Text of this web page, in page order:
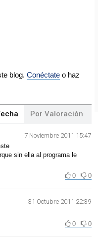
blog. Conéctate o haz
Por Valoración
7 Noviembre 2011 15:47
sin ella al programa le
0
0
31 Octubre 2011 22:39
0
0